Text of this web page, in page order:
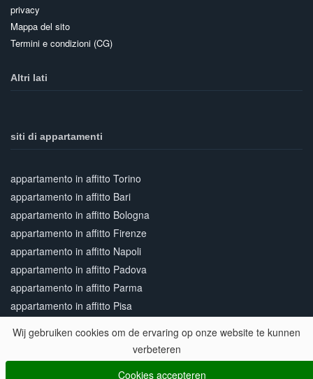
Wij gebruiken cookies om de ervaring op onze website te kunnen
verbeteren
Cookies accepteren
privacy
Mappa del sito
Termini e condizioni (CG)
Altri lati
siti di appartamenti
appartamento in affitto Torino
appartamento in affitto Bari
appartamento in affitto Bologna
appartamento in affitto Firenze
appartamento in affitto Napoli
appartamento in affitto Padova
appartamento in affitto Parma
appartamento in affitto Pisa
appartamento in affitto Siena
appartamento in affitto Venezia